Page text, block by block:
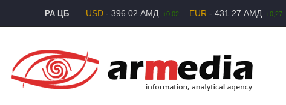
РА ЦБ USD - 396.02 АМД +0,02 EUR - 431.27 АМД +0,27